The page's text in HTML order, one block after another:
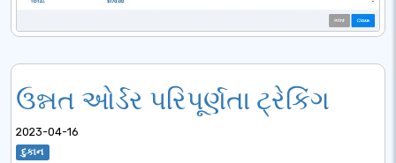
ઉન્નત ઓર્ડર પરિપૂર્ણતા ટ્રેકિંગ
2023-04-16
દુકાન